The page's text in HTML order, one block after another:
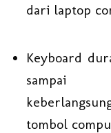
dari laptop
Keyboard
sampai
tombol